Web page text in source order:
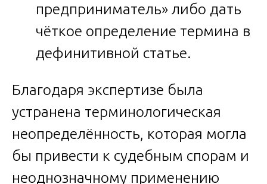
предприниматель» либо дать
чёткое определение термина в
дефинитивной статье.
Благодаря экспертизе была
устранена терминологическая
неопределённость, которая могла
бы привести к судебным спорам и
неоднозначному применению